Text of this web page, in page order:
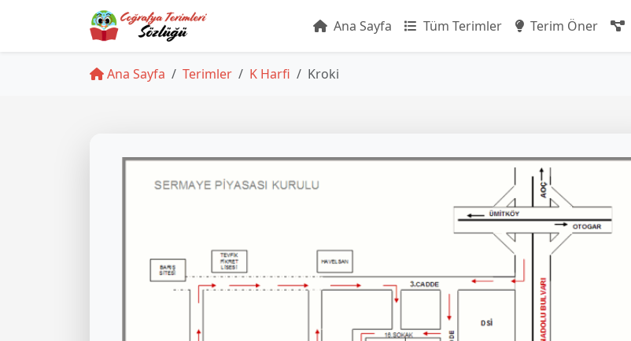
Ana Sayfa Tüm Terimler Terim Öner
Ana Sayfa Terimler K Harfi Kroki